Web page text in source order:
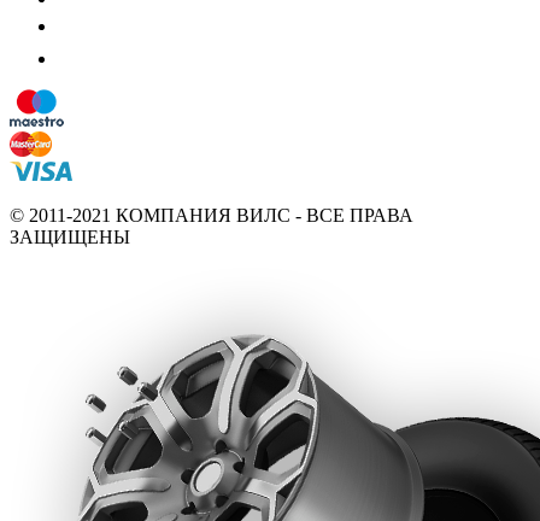
© 2011-2021 КОМПАНИЯ ВИЛС - ВСЕ ПРАВА
ЗАЩИЩЕНЫ